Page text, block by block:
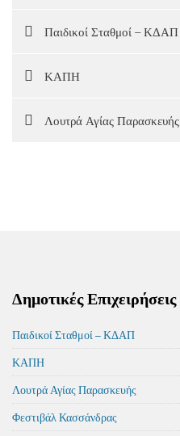
Παιδικοί Σταθμοί – ΚΔΑΠ
ΚΑΠΗ
Λουτρά Αγίας Παρασκευής
Δημοτικές Επιχειρήσεις
Παιδικοί Σταθμοί – ΚΔΑΠ
ΚΑΠΗ
Λουτρά Αγίας Παρασκευής
Φεστιβάλ Κασσάνδρας